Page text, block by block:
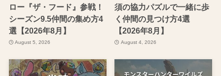
ロー『ザ・フード』参戦！
シーズン9.5仲間の集め方4
選【2026年8月】
August 5, 2026
須の協力パズルで一緒に歩
く仲間の見つけ方4選
【2026年8月】
August 4, 2026